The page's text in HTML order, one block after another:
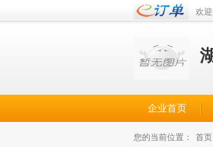
欢
企业首页
您的当前位置： 首页